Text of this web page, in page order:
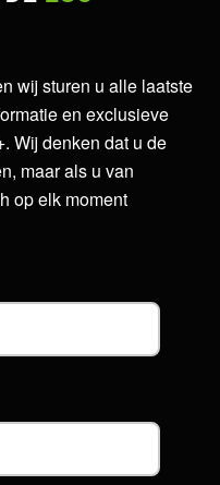
wij sturen u alle laatste
en exclusieve
Wij denken dat u de
maar als u van
op elk moment